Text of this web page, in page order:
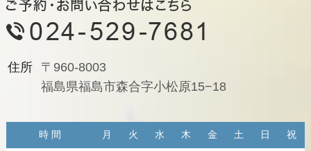
住所
〒960-8003
福島県福島市森合字小松原15−18
時 間 月 火 水 木 金 土 日 祝